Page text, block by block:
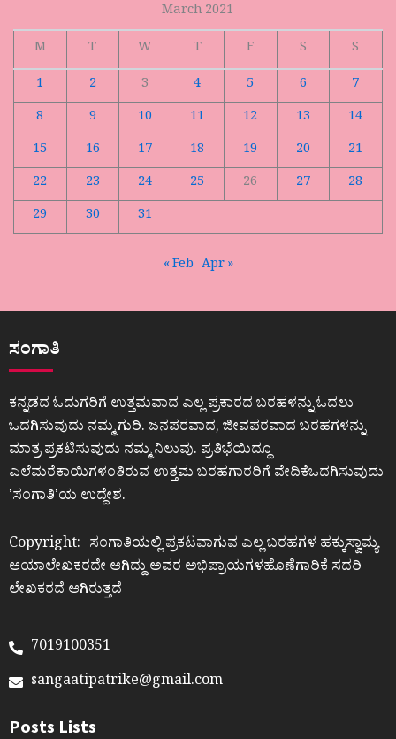
March 2021
M
T W T F S
S
1
2 3 4 5 6
7
8
9 10 11 12 13
14
15
16 17 18 19 20
21
22
23 24 25 26 27
28
29
30 31
« Feb Apr »
ಸಂಗಾತಿ
ಕನ್ನಡದ ಓದುಗರಿಗೆ ಉತ್ತಮವಾದ ಎಲ್ಲ ಪ್ರಕಾರದ ಬರಹಳನ್ನು ಓದಲು
ಒದಗಿಸುವುದು ನಮ್ಮ ಗುರಿ. ಜನಪರವಾದ, ಜೀವಪರವಾದ ಬರಹಗಳನ್ನು
ಮಾತ್ರ ಪ್ರಕಟಿಸುವುದು ನಮ್ಮ ನಿಲುವು. ಪ್ರತಿಭೆಯಿದ್ದೂ
ಎಲೆಮರೆಕಾಯಿಗಳಂತಿರುವ ಉತ್ತಮ ಬರಹಗಾರರಿಗೆ ವೇದಿಕೆಒದಗಿಸುವುದು
ʼಸಂಗಾತಿʼಯ ಉದ್ದೇಶ.
Copyright:- ಸಂಗಾತಿಯಲ್ಲಿ ಪ್ರಕಟವಾಗುವ ಎಲ್ಲ ಬರಹಗಳ ಹಕ್ಕುಸ್ವಾಮ್ಯ
ಆಯಾಲೇಖಕರದೇ ಆಗಿದ್ದು ಅವರ ಅಭಿಪ್ರಾಯಗಳಹೊಣೆಗಾರಿಕೆ ಸದರಿ
ಲೇಖಕರದೆ ಆಗಿರುತ್ತದೆ
7019100351
sangaatipatrike@gmail.com
Posts Lists